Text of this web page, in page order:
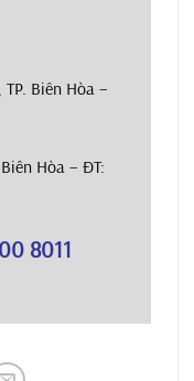
Biên Hòa –
Hòa – ĐT:
8011